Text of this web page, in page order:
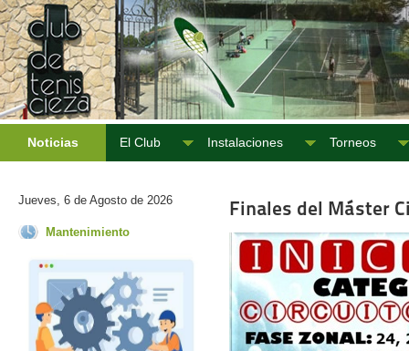
Noticias El Club Instalaciones Torneos
Jueves, 6 de Agosto de 2026
Mantenimiento
Finales del Máster